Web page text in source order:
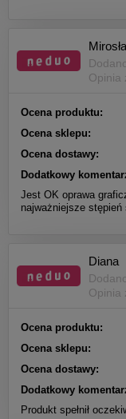
Opinia
Ocena produktu:
Ocena sklepu:
Ocena dostawy:
Dodatkowy
Jest OK oprawa
najważniejsze stępień
Diana
Opinia
Ocena produktu:
Ocena sklepu:
Ocena dostawy:
Dodatkowy
Produkt spełnił